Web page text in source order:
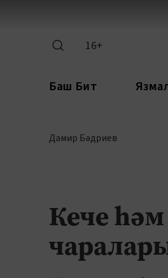
16+
Баш Бит
Дамир Бәдриев
Кече